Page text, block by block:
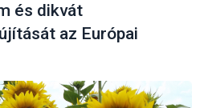
és dikvát
az Európai